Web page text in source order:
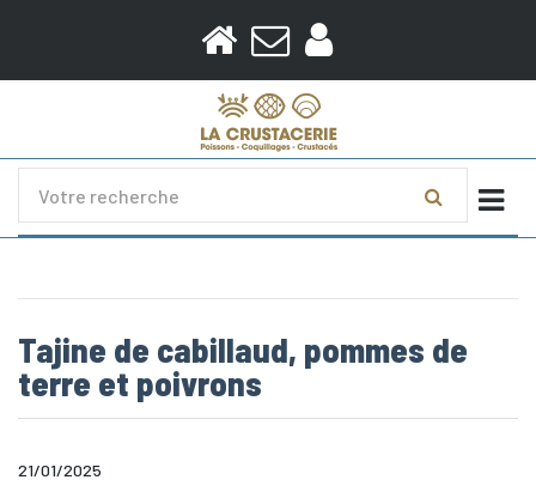
Tajine de cabillaud, pommes de
terre et poivrons
21/01/2025